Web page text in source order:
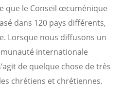
que le Conseil œcuménique
dans 120 pays différents,
Lorsque nous diffusons un
internationale
de quelque chose de très
chrétiens et chrétiennes.